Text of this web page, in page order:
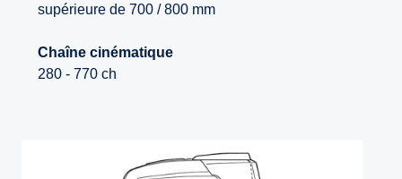
supérieure de 700 / 800 mm
Chaîne cinématique
280 - 770 ch